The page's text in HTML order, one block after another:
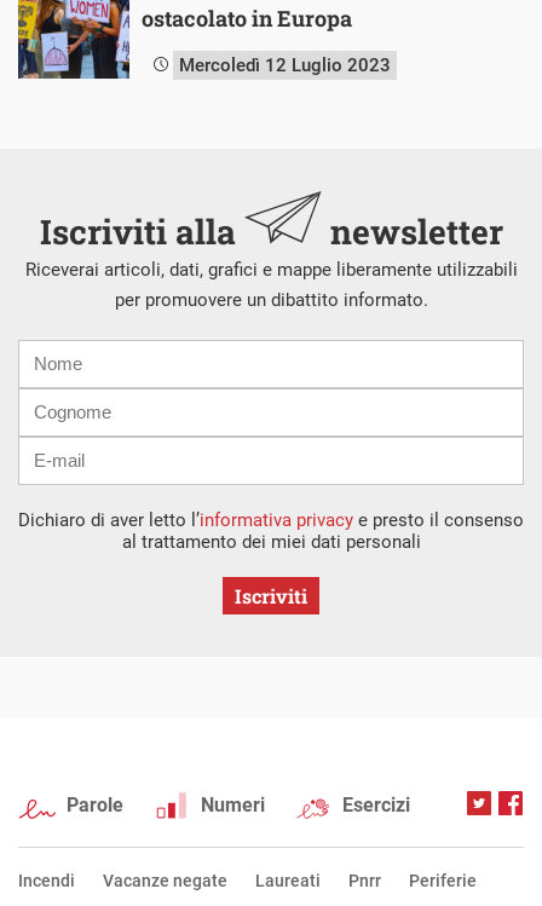
ostacolato in Europa
Mercoledì 12 Luglio 2023
Iscriviti alla newsletter
Riceverai articoli, dati, grafici e mappe liberamente utilizzabili
per promuovere un dibattito informato.
mail
Dichiaro di aver letto l’informativa privacy e presto il consenso
al trattamento dei miei dati personali
Iscriviti
Parole Numeri Esercizi
Incendi Vacanze negate Laureati Pnrr Periferie